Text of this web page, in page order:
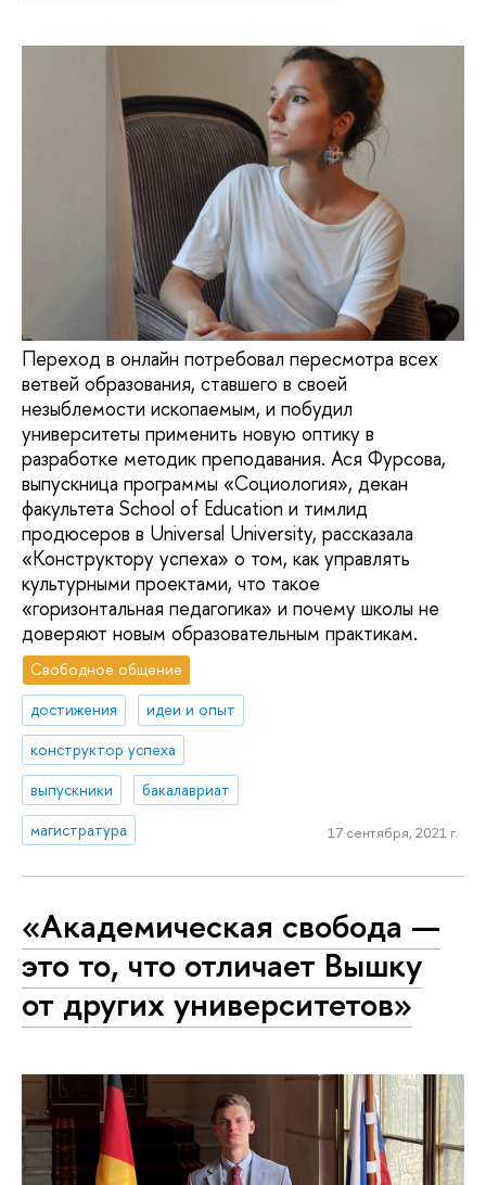
Переход в онлайн потребовал пересмотра всех
ветвей образования, ставшего в своей
незыблемости ископаемым, и побудил
университеты применить новую оптику в
разработке методик преподавания. Ася Фурсова,
выпускница программы «Социология», декан
факультета School of Education и тимлид
продюсеров в Universal University, рассказала
«Конструктору успеха» о том, как управлять
культурными проектами, что такое
«горизонтальная педагогика» и почему школы не
доверяют новым образовательным практикам.
Свободное общение
достижения
идеи и опыт
конструктор успеха
выпускники
бакалавриат
магистратура
17 сентября, 2021 г.
«Академическая свобода —
это то, что отличает Вышку
от других университетов»